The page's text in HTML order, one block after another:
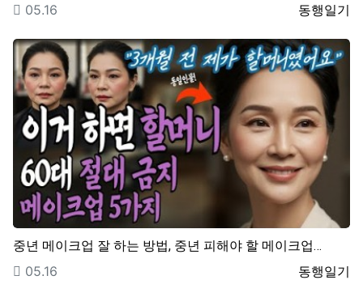
등록자
동행일기
등록일
05.16
중년 메이크업 잘 하는 방법, 중년 피해야 할 메이크업…
등록자
동행일기
등록일
05.16